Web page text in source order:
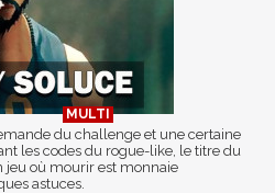
du challenge et une certaine
les codes du rogue-like, le titre du
jeu où mourir est monnaie
astuces.